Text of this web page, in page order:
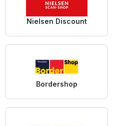
Nielsen Discount
Bordershop